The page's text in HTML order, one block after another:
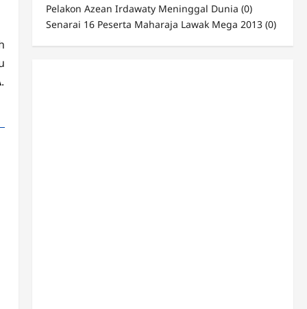
.
Pelakon Azean Irdawaty Meninggal Dunia (0)
Senarai 16 Peserta Maharaja Lawak Mega 2013 (0)